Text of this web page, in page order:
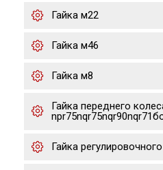
Гайка м22
Гайка м46
Гайка м8
Гайка переднего
Гайка